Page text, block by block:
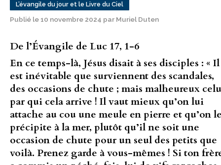
L’évangile du jour et le Livre du Ciel
Publié le 10 novembre 2024 par Muriel Duten
De l’Évangile de Luc 17, 1-6
En ce temps-là, Jésus disait à ses disciples : « Il
est inévitable que surviennent des scandales,
des occasions de chute ; mais malheureux
par qui cela arrive ! Il vaut mieux qu’on lui
attache au cou une meule en pierre et qu’on
précipite à la mer, plutôt qu’il ne soit une
occasion de chute pour un seul des petits que
voilà. Prenez garde à vous-mêmes ! Si ton